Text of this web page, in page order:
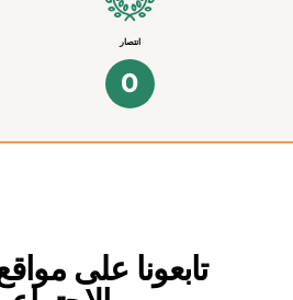
انتصار
0
تابعونا على مواقع التواصل